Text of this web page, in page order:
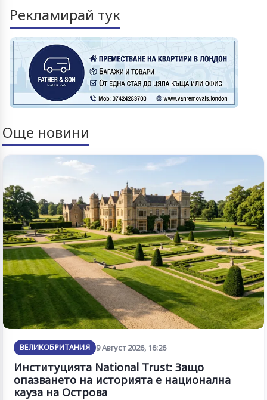
Рекламирай тук
Още новини
ВЕЛИКОБРИТАНИЯ 9 Август 2026, 16:26
Институцията National Trust: Защо
опазването на историята е национална
кауза на Острова